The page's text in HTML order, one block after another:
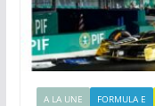
A LA UNE FORMULA E